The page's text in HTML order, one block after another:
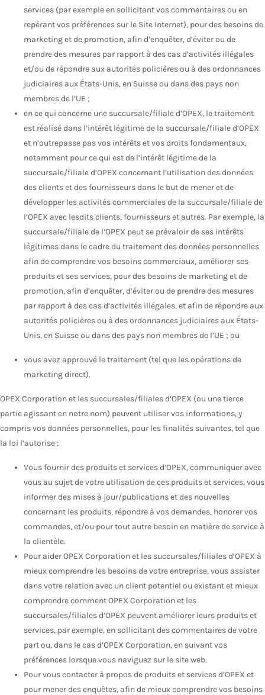
services (par exemple en sollicitant vos commentaires ou en
repérant vos préférences sur le Site Internet), pour des besoins de
marketing et de promotion, afin d’enquêter, d’éviter ou de
prendre des mesures par rapport à des cas d’activités illégales
et/ou de répondre aux autorités policières ou à des ordonnances
judiciaires aux États-Unis, en Suisse ou dans des pays non
membres de l’UE ;
en ce qui concerne une succursale/filiale d’OPEX, le traitement
est réalisé dans l’intérêt légitime de la succursale/filiale d’OPEX
et n’outrepasse pas vos intérêts et vos droits fondamentaux,
notamment pour ce qui est de l’intérêt légitime de la
succursale/filiale d’OPEX concernant l’utilisation des données
des clients et des fournisseurs dans le but de mener et de
développer les activités commerciales de la succursale/filiale de
l’OPEX avec lesdits clients, fournisseurs et autres. Par exemple, la
succursale/filiale de l’OPEX peut se prévaloir de ses intérêts
légitimes dans le cadre du traitement des données personnelles
afin de comprendre vos besoins commerciaux, améliorer ses
produits et ses services, pour des besoins de marketing et de
promotion, afin d’enquêter, d’éviter ou de prendre des mesures
par rapport à des cas d’activités illégales, et afin de répondre aux
autorités policières ou à des ordonnances judiciaires aux États-
Unis, en Suisse ou dans des pays non membres de l’UE ; ou
vous avez approuvé le traitement (tel que les opérations de
marketing direct).
OPEX Corporation et les succursales/filiales d’OPEX (ou une tierce
partie agissant en notre nom) peuvent utiliser vos informations, y
compris vos données personnelles, pour les finalités suivantes, tel que
la loi l’autorise :
Vous fournir des produits et services d’OPEX, communiquer avec
vous au sujet de votre utilisation de ces produits et services, vous
informer des mises à jour/publications et des nouvelles
concernant les produits, répondre à vos demandes, honorer vos
commandes, et/ou pour tout autre besoin en matière de service à
la clientèle.
Pour aider OPEX Corporation et les succursales/filiales d’OPEX à
mieux comprendre les besoins de votre entreprise, vous assister
dans votre relation avec un client potentiel ou existant et mieux
comprendre comment OPEX Corporation et les
succursales/filiales d’OPEX peuvent améliorer leurs produits et
services, par exemple, en sollicitant des commentaires de votre
part ou, dans le cas d’OPEX Corporation, en suivant vos
préférences lorsque vous naviguez sur le site web.
Pour vous contacter à propos de produits et services d’OPEX et
pour mener des enquêtes, afin de mieux comprendre vos besoins